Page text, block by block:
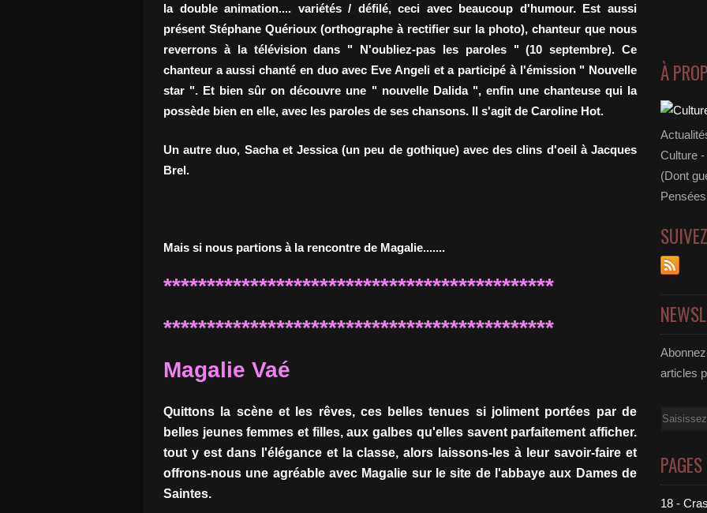
la double animation.... variétés / défilé, ceci avec beaucoup d'humour. Est aussi
présent Stéphane Quérioux (orthographe à rectifier sur la photo), chanteur que nous
reverrons à la télévision dans " N'oubliez-pas les paroles " (10 septembre). Ce
chanteur a aussi chanté en duo avec Eve Angeli et a participé à l'émission " Nouvelle
star ". Et bien sûr on découvre une " nouvelle Dalida ", enfin une chanteuse qui la
possède bien en elle, avec les paroles de ses chansons. Il s'agit de Caroline Hot.
Un autre duo, Sacha et Jessica (un peu de gothique) avec des clins d'oeil à Jacques
Brel.
Mais si nous partions à la rencontre de Magalie.......
*********************************************
*********************************************
Magalie Vaé
Quittons la scène et les rêves, ces belles tenues si joliment portées par de
belles jeunes femmes et filles, aux galbes qu'elles savent parfaitement afficher.
tout y est dans l'élégance et la classe,alors laissons-les à leur savoir-faire et
offrons-nous une agréable avec Magalie sur le site de l'abbaye aux Dames de
Saintes.
À
Culture
(Dont
articles
Email
PAGES
18 -